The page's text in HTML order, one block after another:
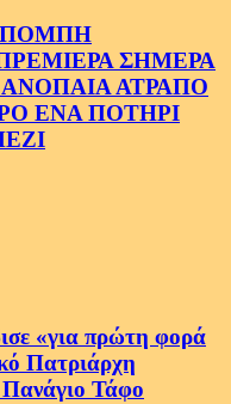
ΣΗΜΕΡΑ
ΑΝΟΠΑΙΑ ΑΤΡΑΠΟ
ΕΝΑ ΠΟΤΗΡΙ
«για πρώτη φορά
Πατριάρχη
Πανάγιο Τάφο